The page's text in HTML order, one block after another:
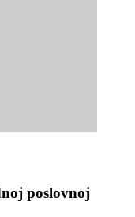
poslovnoj